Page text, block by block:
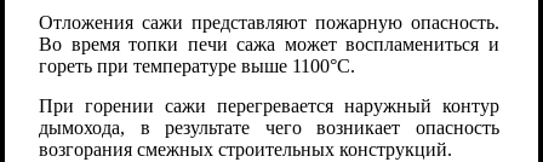
Отложения сажи представляют пожарную опасность.
Во время топки печи сажа может воспламениться и
гореть при температуре выше 1100°C.
При горении сажи перегревается наружный контур
дымохода, в результате чего возникает опасность
возгорания смежных строительных конструкций.